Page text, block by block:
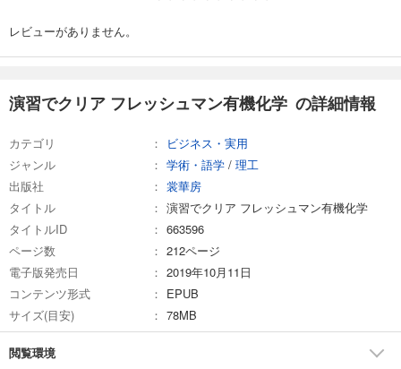
レビューがありません。
演習でクリア フレッシュマン有機化学 の詳細情報
カテゴリ
ビジネス・実用
ジャンル
学術・語学 / 理工
出版社
裳華房
タイトル
演習でクリア フレッシュマン有機化学
タイトルID
663596
ページ数
212ページ
電子版発売日
2019年10月11日
コンテンツ形式
EPUB
サイズ(目安)
78MB
閲覧環境